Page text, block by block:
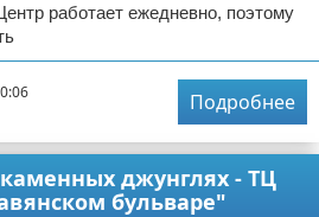
работает ежедневно, поэтому
Подробнее
джунглях - ТЦ
бульваре"